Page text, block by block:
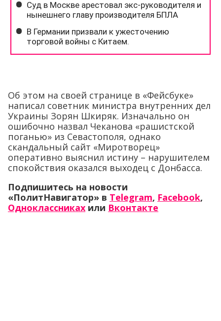
Об этом на своей странице в «Фейсбуке»
написал советник министра внутренних дел
Украины Зорян Шкиряк. Изначально он
ошибочно назвал Чеканова «рашистской
поганью» из Севастополя, однако
скандальный сайт «Миротворец»
оперативно выяснил истину – нарушителем
спокойствия оказался выходец с Донбасса.
Подпишитесь на новости
«ПолитНавигатор» в Telegram, Facebook,
Одноклассниках или Вконтакте